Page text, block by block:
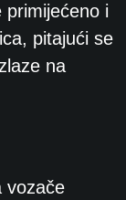
primijećeno i
pitajući se
na
vozače